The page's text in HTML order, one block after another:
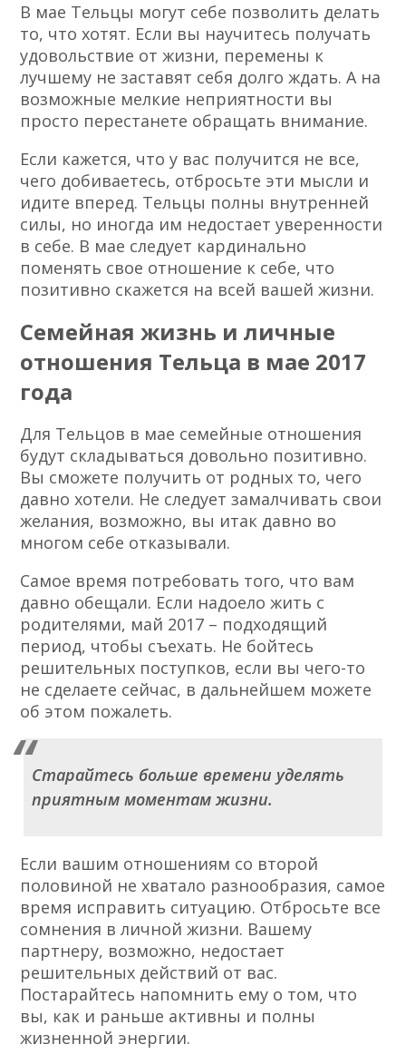
В мае Тельцы могут себе позволить делать
то, что хотят. Если вы научитесь получать
удовольствие от жизни, перемены к
лучшему не заставят себя долго ждать. А на
возможные мелкие неприятности вы
просто перестанете обращать внимание.
Если кажется, что у вас получится не все,
чего добиваетесь, отбросьте эти мысли и
идите вперед. Тельцы полны внутренней
силы, но иногда им недостает уверенности
в себе. В мае следует кардинально
поменять свое отношение к себе, что
позитивно скажется на всей вашей жизни.
Семейная жизнь и личные
отношения Тельца в мае 2017
года
Для Тельцов в мае семейные отношения
будут складываться довольно позитивно.
Вы сможете получить от родных то, чего
давно хотели. Не следует замалчивать свои
желания, возможно, вы итак давно во
многом себе отказывали.
Самое время потребовать того, что вам
давно обещали. Если надоело жить с
родителями, май 2017 – подходящий
период, чтобы съехать. Не бойтесь
решительных поступков, если вы чего-то
не сделаете сейчас, в дальнейшем можете
об этом пожалеть.
Старайтесь больше времени уделять
приятным моментам жизни.
Если вашим отношениям со второй
половиной не хватало разнообразия, самое
время исправить ситуацию. Отбросьте все
сомнения в личной жизни. Вашему
партнеру, возможно, недостает
решительных действий от вас.
Постарайтесь напомнить ему о том, что
вы, как и раньше активны и полны
жизненной энергии.